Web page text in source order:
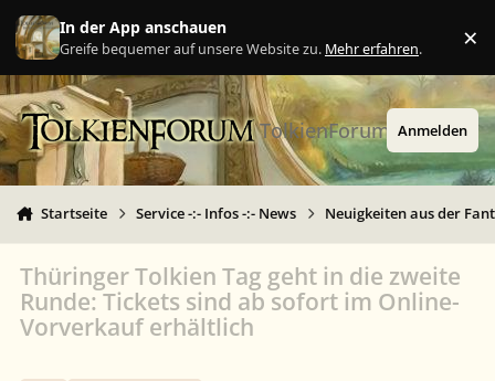
Zu Inhalt springen
In der App anschauen
Greife bequemer auf unsere Website zu. Mehr erfahren. ×
TolkienForum Anmelden
Startseite Service -:- Infos -:- News Neuigkeiten aus der
Thüringer Tolkien Tag geht in die zweite
Runde: Tickets sind ab sofort im Online-
Vorverkauf erhältlich